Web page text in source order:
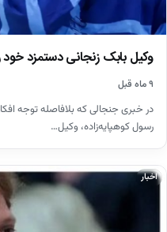
وکیل بابک زنجانی دستمزد
۹ ماه قبل
در خبری جنجالی که بلافاصله توجه
رسول کوهپایه‌زاده، وکیل…
اخبار